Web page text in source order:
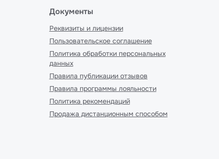
Документы
Реквизиты и лицензии
Пользовательское соглашение
Политика обработки персональных
данных
Правила публикации отзывов
Правила программы лояльности
Политика рекомендаций
Продажа дистанционным способом